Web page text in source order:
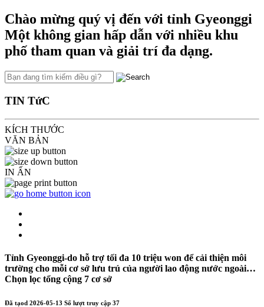
Chào mừng quý vị đến với tỉnh Gyeonggi
Một không gian hấp dẫn với nhiều khu
phố tham quan và giải trí đa dạng.
TIN TứC
KÍCH THƯỚC
VĂN BẢN
IN ẤN
Tỉnh Gyeonggi-do hỗ trợ tối đa 10 triệu won để cải thiện môi
trường cho mỗi cơ sở lưu trú của người lao động nước ngoài…
Chọn lọc tổng cộng 7 cơ sở
Đã tạod 2026-05-13 Số lượt truy cập 37